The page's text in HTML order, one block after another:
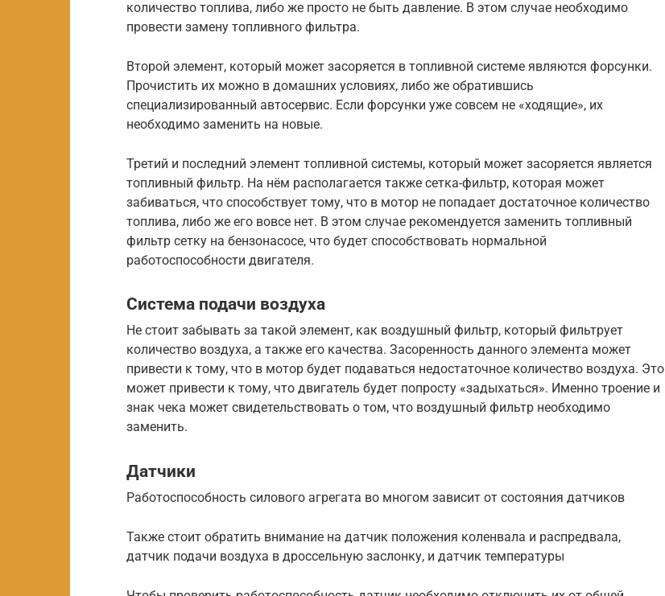
количество топлива, либо же просто не быть давление. В этом случае необходимо
провести замену топливного фильтра.
Второй элемент, который может засоряется в топливной системе являются форсунки.
Прочистить их можно в домашних условиях, либо же обратившись
специализированный автосервис. Если форсунки уже совсем не «ходящие», их
необходимо заменить на новые.
Третий и последний элемент топливной системы, который может засоряется является
топливный фильтр. На нём располагается также сетка-фильтр, которая может
забиваться, что способствует тому, что в мотор не попадает достаточное количество
топлива, либо же его вовсе нет. В этом случае рекомендуется заменить топливный
фильтр сетку на бензонасосе, что будет способствовать нормальной
работоспособности двигателя.
Система подачи воздуха
Не стоит забывать за такой элемент, как воздушный фильтр, который фильтрует
количество воздуха, а также его качества. Засоренность данного элемента может
привести к тому, что в мотор будет подаваться недостаточное количество воздуха. Это
может привести к тому, что двигатель будет попросту «задыхаться». Именно троение и
знак чека может свидетельствовать о том, что воздушный фильтр необходимо
заменить.
Датчики
Работоспособность силового агрегата во многом зависит от состояния датчиков
Также стоит обратить внимание на датчик положения коленвала и распредвала,
датчик подачи воздуха в дроссельную заслонку, и датчик температуры